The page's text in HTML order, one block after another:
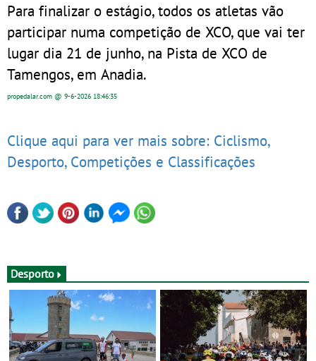
Para finalizar o estágio, todos os atletas vão
participar numa competição de XCO, que vai ter
lugar dia 21 de junho, na Pista de XCO de
Tamengos, em Anadia.
propedalar.com @ 9-6-2026 18:46:35
Clique aqui para ver mais sobre: Ciclismo,
Desporto, Competições e Classificações
Desporto